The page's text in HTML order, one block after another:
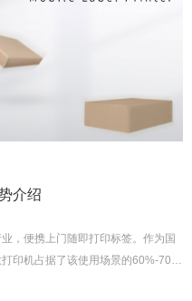
介绍
，便携上门随即打印标签。作为国
印机占据了该使用场景的60%-70%